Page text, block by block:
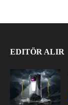
EDITÖR ALIR